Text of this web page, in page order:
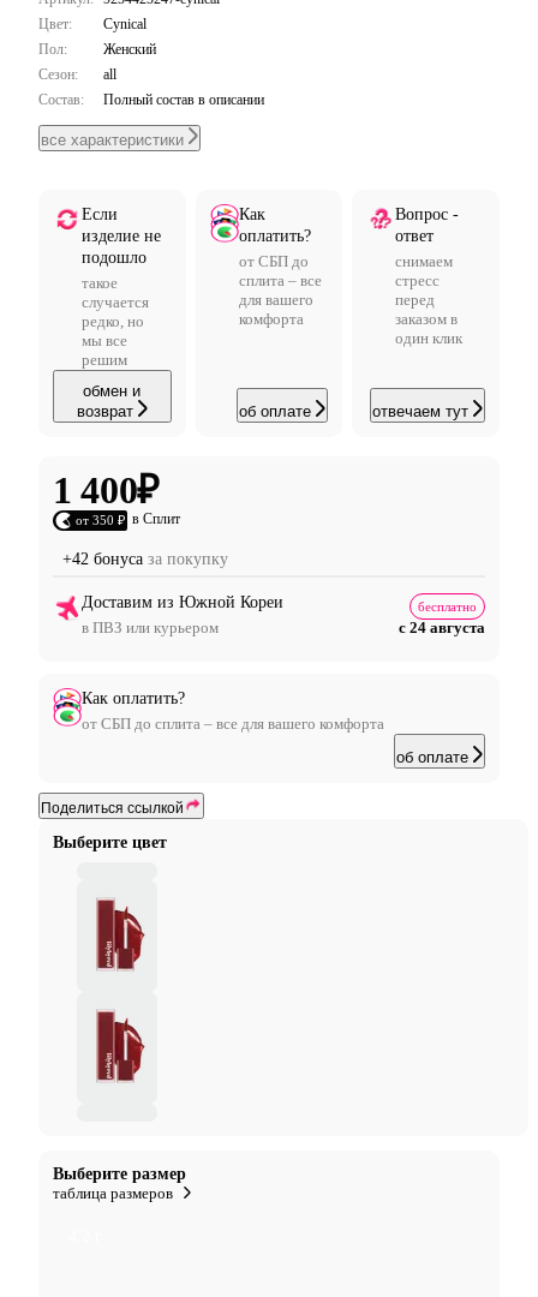
Trideceth-6, PEG/PPG-18/18 Dimethicone.
Цвет:
Cynical
Пол:
Женский
Сезон:
all
Состав:
Полный состав в описании
все характеристики
Если
изделие не
подошло
такое
случается
редко, но
мы все
решим
обмен и
возврат
Как
оплатить?
от СБП до
сплита – все
для вашего
комфорта
об оплате
Вопрос -
ответ
снимаем
стресс
перед
заказом в
один клик
отвечаем тут
Выберите цвет
Выберите размер
таблица размеров
1 400₽
от 350 ₽ в Сплит
+42 бонуса за покупку
Доставим из Южной Кореи
в ПВЗ или курьером
бесплатно
с 24 августа
Как оплатить?
от СБП до сплита – все для вашего комфорта
об оплате
Поделиться ссылкой